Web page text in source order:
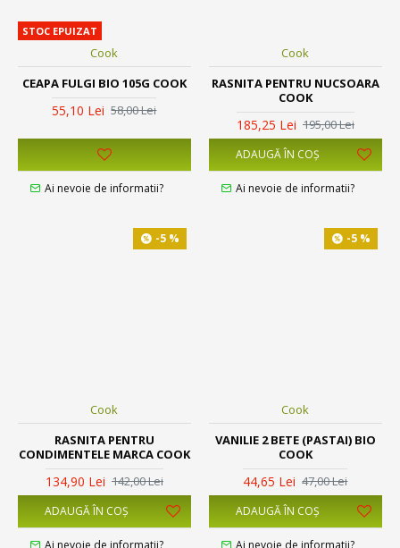
STOC EPUIZAT
Cook
CEAPA FULGI BIO 105G COOK
55,10 Lei 58,00 Lei
Ai nevoie de informatii?
Cook
RASNITA PENTRU NUCSOARA
COOK
185,25 Lei 195,00 Lei
ADAUGĂ ÎN COŞ
Ai nevoie de informatii?
-5 %
Cook
RASNITA PENTRU
CONDIMENTELE MARCA COOK
134,90 Lei 142,00 Lei
ADAUGĂ ÎN COŞ
Ai nevoie de informatii?
-5 %
Cook
VANILIE 2 BETE (PASTAI) BIO
COOK
44,65 Lei 47,00 Lei
ADAUGĂ ÎN COŞ
Ai nevoie de informatii?